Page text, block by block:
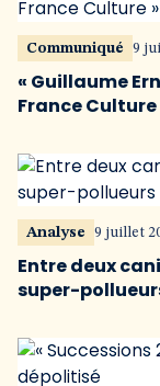
Communiqué 9
« Guillaume
France Culture
Analyse 9 juillet
Entre deux
super-